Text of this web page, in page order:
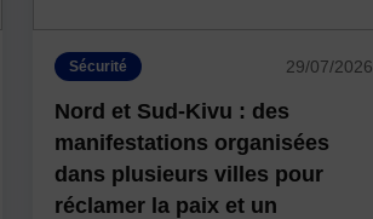
Sécurité 29/07/2026
Nord et Sud-Kivu : des
manifestations organisées
dans plusieurs villes pour
réclamer la paix et un